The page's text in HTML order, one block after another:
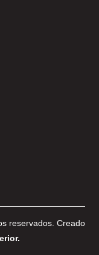
reservados. Creado